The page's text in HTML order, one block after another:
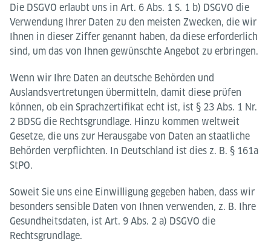
Die DSGVO erlaubt uns in Art. 6 Abs. 1 S. 1 b) DSGVO die
Verwendung Ihrer Daten zu den meisten Zwecken, die wir
Ihnen in dieser Ziffer genannt haben, da diese erforderlich
sind, um das von Ihnen gewünschte Angebot zu erbringen.
Wenn wir Ihre Daten an deutsche Behörden und
Auslandsvertretungen übermitteln, damit diese prüfen
können, ob ein Sprachzertifikat echt ist, ist § 23 Abs. 1 Nr.
2 BDSG die Rechtsgrundlage. Hinzu kommen weltweit
Gesetze, die uns zur Herausgabe von Daten an staatliche
Behörden verpflichten. In Deutschland ist dies z. B. § 161a
StPO.
Soweit Sie uns eine Einwilligung gegeben haben, dass wir
besonders sensible Daten von Ihnen verwenden, z. B. Ihre
Gesundheitsdaten, ist Art. 9 Abs. 2 a) DSGVO die
Rechtsgrundlage.